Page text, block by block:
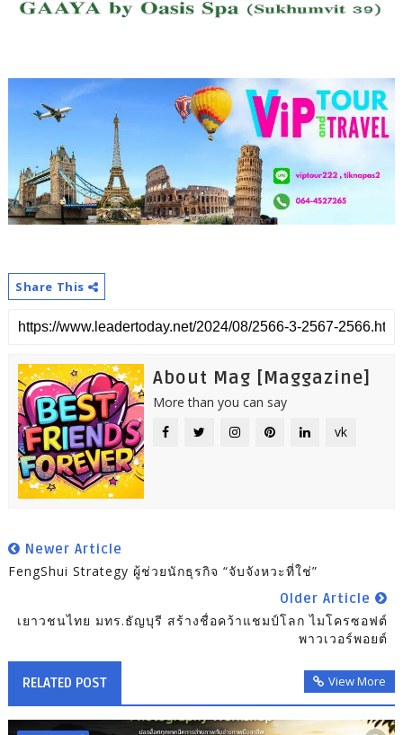
Share This
About Mag [Maggazine]
More than you can say
vk
Newer Article
FengShui Strategy ผู้ช่วยนักธุรกิจ “จับจังหวะที่ใช่”
Older Article
เยาวชนไทย มทร.ธัญบุรี สร้างชื่อคว้าแชมป์โลก ไมโครซอฟต์
พาวเวอร์พอยต์
RELATED POST View More